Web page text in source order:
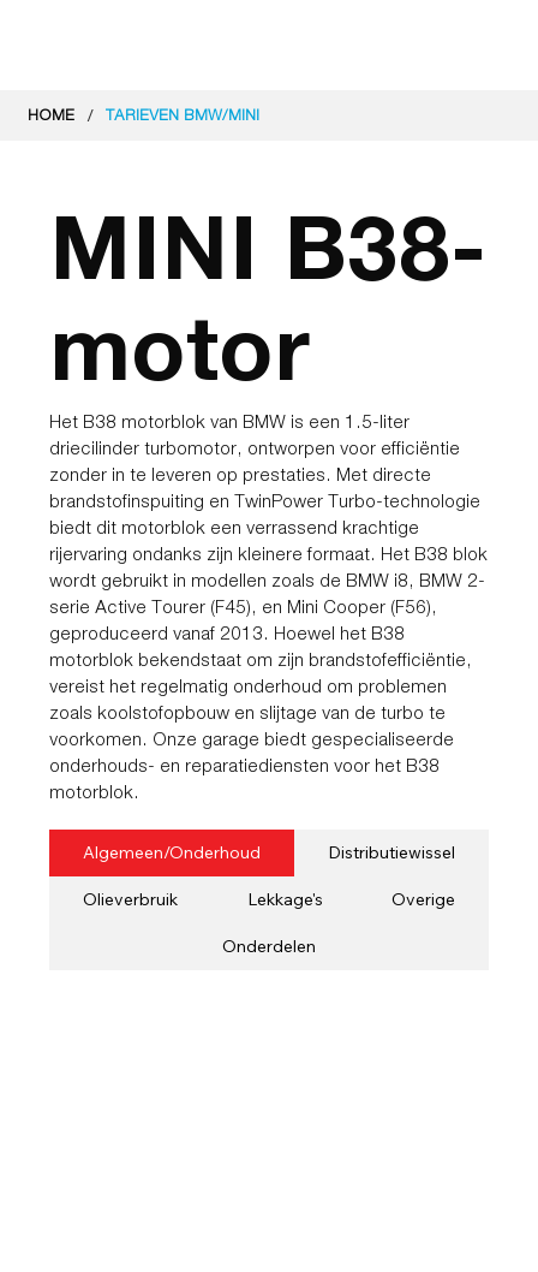
MINI B38-
motor
Het B38 motorblok van BMW is een 1.5-liter
driecilinder turbomotor, ontworpen voor efficiëntie
zonder in te leveren op prestaties. Met directe
brandstofinspuiting en TwinPower Turbo-technologie
biedt dit motorblok een verrassend krachtige
rijervaring ondanks zijn kleinere formaat. Het B38 blok
wordt gebruikt in modellen zoals de BMW i8, BMW 2-
serie Active Tourer (F45), en Mini Cooper (F56),
geproduceerd vanaf 2013. Hoewel het B38
motorblok bekendstaat om zijn brandstofefficiëntie,
vereist het regelmatig onderhoud om problemen
zoals koolstofopbouw en slijtage van de turbo te
voorkomen. Onze garage biedt gespecialiseerde
onderhouds- en reparatiediensten voor het B38
motorblok.
Algemeen/Onderhoud Distributiewissel
Olieverbruik Lekkage's Overige
Onderdelen
HOME / TARIEVEN BMW/MINI